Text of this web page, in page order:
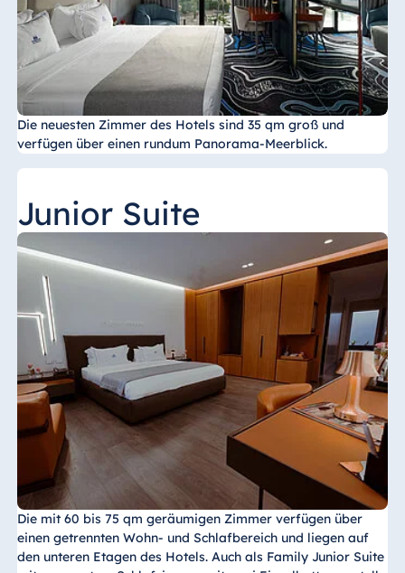
Die neuesten Zimmer des Hotels sind 35 qm groß und
verfügen über einen rundum Panorama-Meerblick.
Junior Suite
Die mit 60 bis 75 qm geräumigen Zimmer verfügen über
einen getrennten Wohn- und Schlafbereich und liegen auf
den unteren Etagen des Hotels. Auch als Family Junior Suite